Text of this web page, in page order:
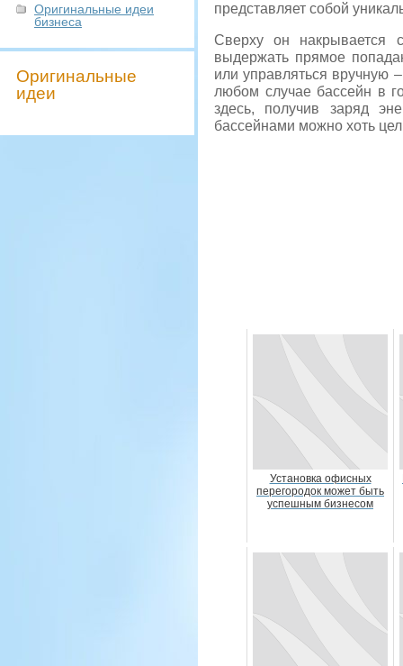
Оригинальные идеи
бизнеса
Оригинальные
идеи
представляет собой
Сверху он накрывается
выдержать прямое
или управляться вручную
любом случае бассейн в
здесь, получив заряд
бассейнами можно хоть
Установка офисных
перегородок может быть
успешным бизнесом